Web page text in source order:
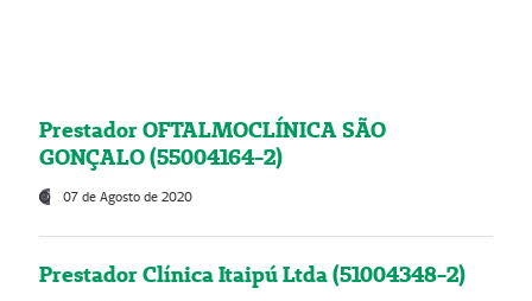
Prestador OFTALMOCLÍNICA SÃO
GONÇALO (55004164-2)
07 de Agosto de 2020
Prestador Clínica Itaipú Ltda (51004348-2)